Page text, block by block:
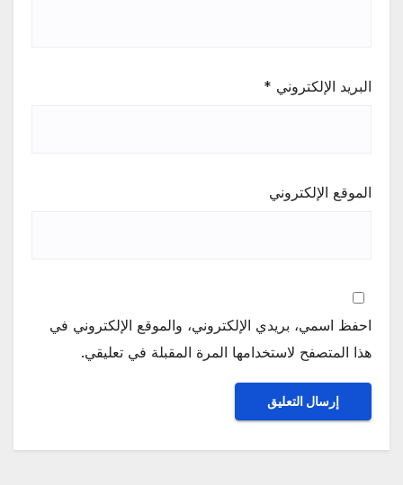
البريد الإلكتروني *
الموقع الإلكتروني
احفظ اسمي، بريدي الإلكتروني، والموقع الإلكتروني في
هذا المتصفح لاستخدامها المرة المقبلة في تعليقي.